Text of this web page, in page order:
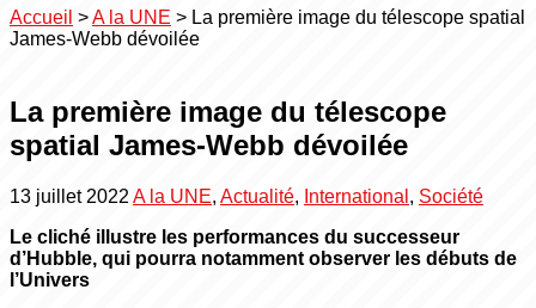
Accueil >A la UNE > La première image du télescope spatial
James-Webb dévoilée
La première image du télescope
spatial James-Webb dévoilée
13 juillet 2022 A la UNE, Actualité, International , Société
Le cliché illustre les performances du successeur
d’Hubble, qui pourra notamment observer les débuts de
l’Univers